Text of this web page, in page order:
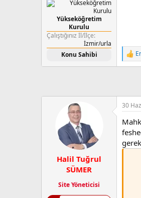
Yükseköğretim
Kurulu
Çalıştığınız İl/İlçe
İzmir/urla
Konu Sahibi
T
e
l
e
r
:
Halil Tuğrul
SÜMER
Site Yöneticisi
30